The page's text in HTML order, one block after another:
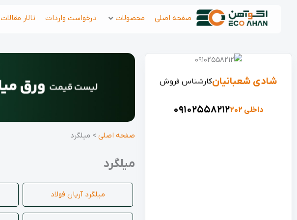
صفحه اصلی محصولات درخواست واردات تالار مقالات
شادی شعبانیانکارشناس فروش
09102558212 داخلی 202
آرمان عبدالله نژاد کارشناس تامین
صفحه اصلی > میلگرد
میلگرد
میلگرد آریان فولاد